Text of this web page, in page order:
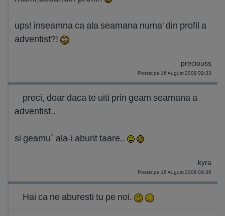
ups! inseamna ca ala seamana numa' din profil a
adventist?!
preciouss
Postat pe 16 August 2009 09:33
preci, doar daca te uiti prin geam seamana a
adventist..
si geamu` ala-i aburit taare..
kyra
Postat pe 16 August 2009 09:36
Hai ca ne aburesti tu pe noi.